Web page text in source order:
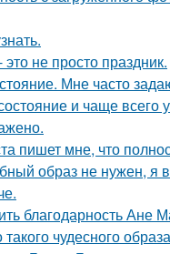
не просто праздник.
Мне часто
и чаще всего
пишет мне, что
образ не нужен, я
благодарность Ане
чудесного